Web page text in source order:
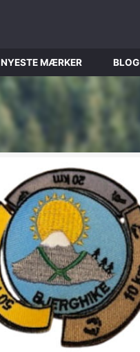
NYESTE MÆRKER BLOG